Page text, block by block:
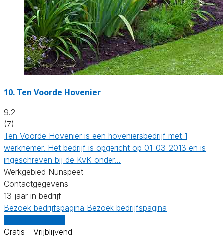
10. Ten Voorde Hovenier
9.2
(7)
Ten Voorde Hovenier is een hoveniersbedrijf met 1
werknemer. Het bedrijf is opgericht op 01-03-2013 en is
ingeschreven bij de KvK onder…
Werkgebied Nunspeet
Contactgegevens
13 jaar in bedrijf
Bezoek bedrijfspagina Bezoek bedrijfspagina
Gratis - Vrijblijvend